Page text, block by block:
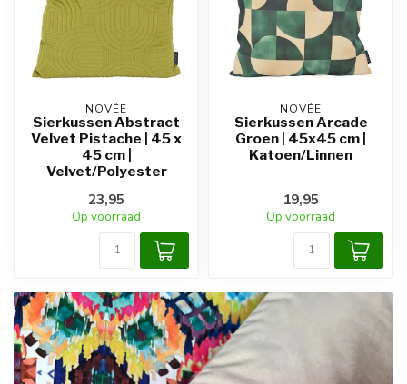
NOVÉE
Sierkussen Abstract
Velvet Pistache | 45 x
45 cm |
Velvet/Polyester
23,95
Op voorraad
NOVÉE
Sierkussen Arcade
Groen | 45x45 cm |
Katoen/Linnen
19,95
Op voorraad